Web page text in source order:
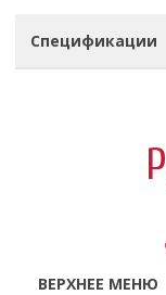
Спецификации
ВЕРХНЕЕ МЕНЮ